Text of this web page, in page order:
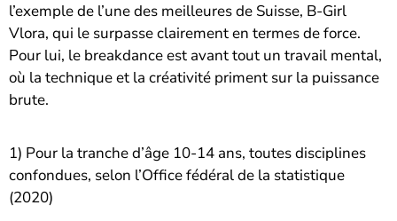
l’exemple de l’une des meilleures de Suisse, B-Girl
Vlora, qui le surpasse clairement en termes de force.
Pour lui, le breakdance est avant tout un travail mental,
où la technique et la créativité priment sur la puissance
brute.
1) Pour la tranche d’âge 10-14 ans, toutes disciplines
confondues, selon l’Office fédéral de la statistique
(2020)